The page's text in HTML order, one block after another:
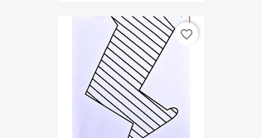
favorite_border